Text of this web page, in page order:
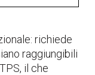
richiede
raggiungibili
il che